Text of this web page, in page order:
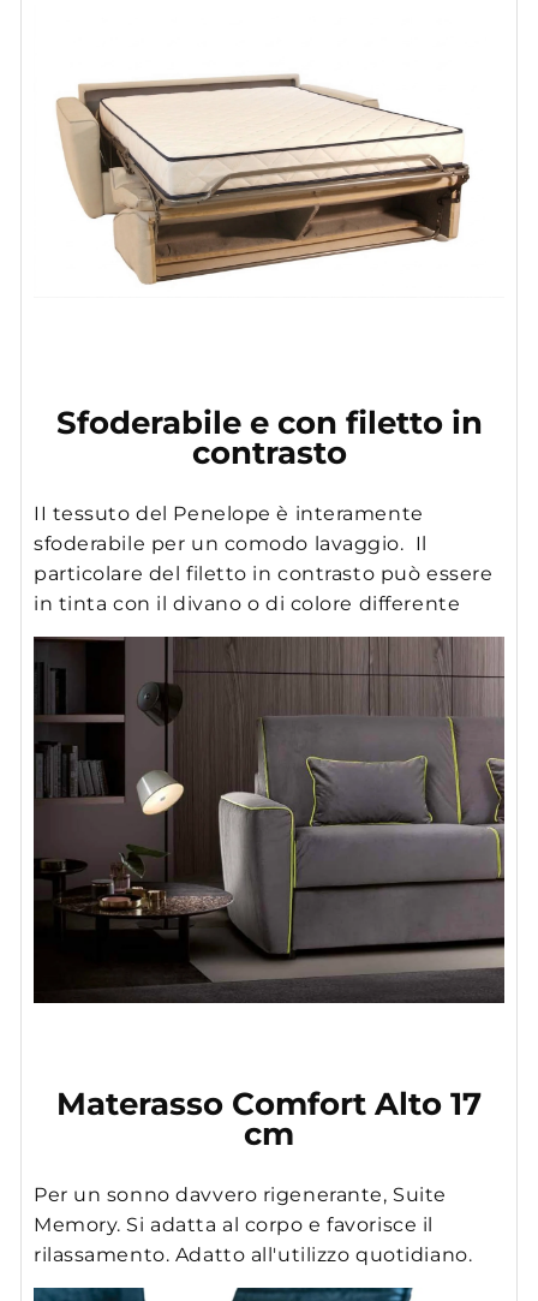
Sfoderabile e con filetto in
contrasto
II tessuto del Penelope è interamente
sfoderabile per un comodo lavaggio. Il
particolare del filetto in contrasto può essere
in tinta con il divano o di colore differente
Materasso Comfort Alto 17
cm
Per un sonno davvero rigenerante, Suite
Memory. Si adatta al corpo e favorisce il
rilassamento. Adatto all'utilizzo quotidiano.